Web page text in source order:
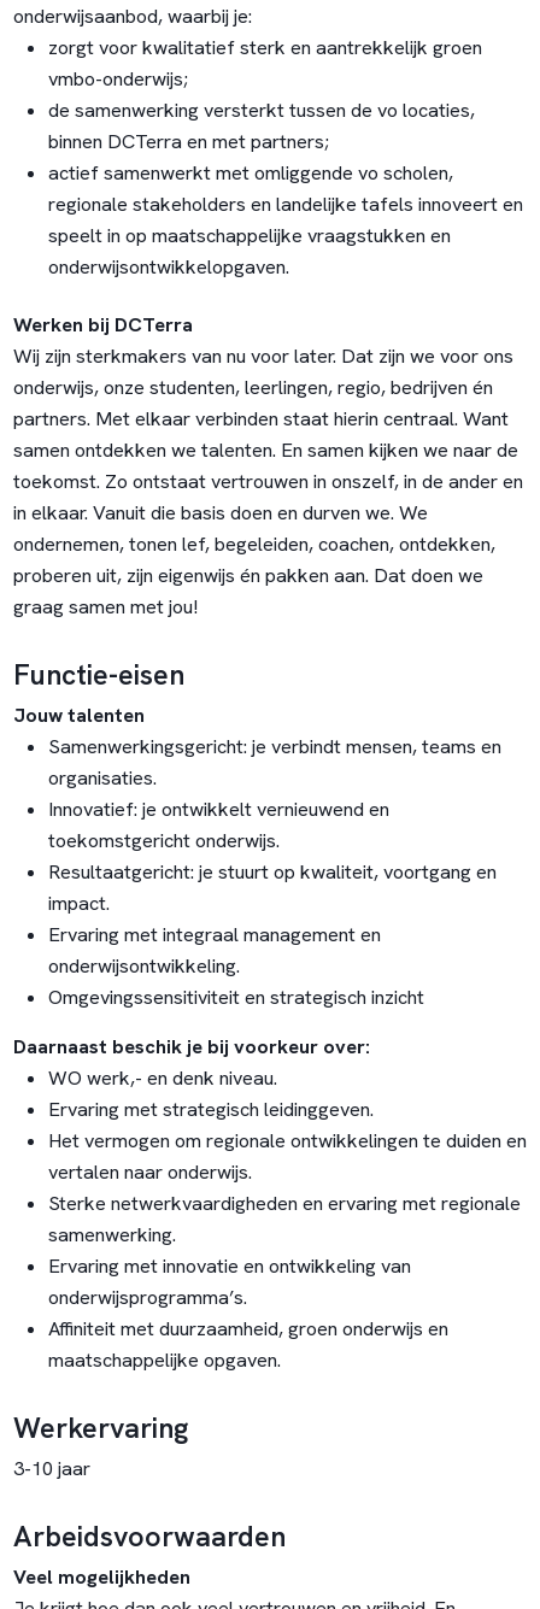
onderwijsaanbod, waarbij je:
zorgt voor kwalitatief sterk en aantrekkelijk groen
vmbo-onderwijs;
de samenwerking versterkt tussen de vo locaties,
binnen DCTerra en met partners;
actief samenwerkt met omliggende vo scholen,
regionale stakeholders en landelijke tafels innoveert en
speelt in op maatschappelijke vraagstukken en
onderwijsontwikkelopgaven.
Werken bij DCTerra
Wij zijn sterkmakers van nu voor later. Dat zijn we voor ons
onderwijs, onze studenten, leerlingen, regio, bedrijven én
partners. Met elkaar verbinden staat hierin centraal. Want
samen ontdekken we talenten. En samen kijken we naar de
toekomst. Zo ontstaat vertrouwen in onszelf, in de ander en
in elkaar. Vanuit die basis doen en durven we. We
ondernemen, tonen lef, begeleiden, coachen, ontdekken,
proberen uit, zijn eigenwijs én pakken aan. Dat doen we
graag samen met jou!
Functie-eisen
Jouw talenten
Samenwerkingsgericht: je verbindt mensen, teams en
organisaties.
Innovatief: je ontwikkelt vernieuwend en
toekomstgericht onderwijs.
Resultaatgericht: je stuurt op kwaliteit, voortgang en
impact.
Ervaring met integraal management en
onderwijsontwikkeling.
Omgevingssensitiviteit en strategisch inzicht
Daarnaast beschik je bij voorkeur over:
WO werk,- en denk niveau.
Ervaring met strategisch leidinggeven.
Het vermogen om regionale ontwikkelingen te duiden en
vertalen naar onderwijs.
Sterke netwerkvaardigheden en ervaring met regionale
samenwerking.
Ervaring met innovatie en ontwikkeling van
onderwijsprogramma’s.
Affiniteit met duurzaamheid, groen onderwijs en
maatschappelijke opgaven.
Werkervaring
3-10 jaar
Arbeidsvoorwaarden
Veel mogelijkheden